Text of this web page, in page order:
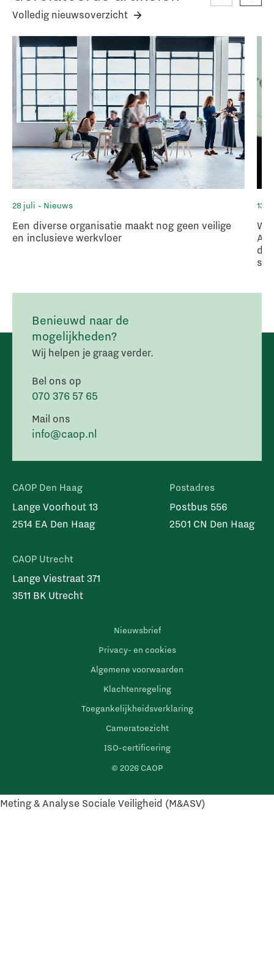
Volledig nieuwsoverzicht
28 juli - Nieuws
Een diverse organisatie maakt nog geen veilige
en inclusieve werkvloer
13
Benieuwd naar de
mogelijkheden?
Wij helpen je graag verder.
Bel ons op
070 376 57 65
Mail ons
info@caop.nl
CAOP Den Haag
Lange Voorhout 13
2514 EA Den Haag
CAOP Utrecht
Lange Viestraat 371
3511 BK Utrecht
Postadres
Postbus 556
2501 CN Den Haag
© 2026 CAOP
Nieuwsbrief
Privacy- en cookies
Algemene voorwaarden
Klachtenregeling
Toegankelijkheidsverklaring
Cameratoezicht
ISO-certificering
Meting & Analyse Sociale Veiligheid (M&ASV)